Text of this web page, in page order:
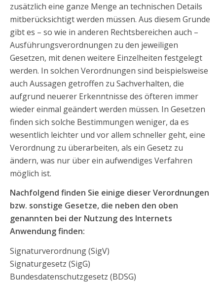
zusätzlich eine ganze Menge an technischen Details
mitberücksichtigt werden müssen. Aus diesem Grunde
gibt es – so wie in anderen Rechtsbereichen auch –
Ausführungsverordnungen zu den jeweiligen
Gesetzen, mit denen weitere Einzelheiten festgelegt
werden. In solchen Verordnungen sind beispielsweise
auch Aussagen getroffen zu Sachverhalten, die
aufgrund neuerer Erkenntnisse des öfteren immer
wieder einmal geändert werden müssen. In Gesetzen
finden sich solche Bestimmungen weniger, da es
wesentlich leichter und vor allem schneller geht, eine
Verordnung zu überarbeiten, als ein Gesetz zu
ändern, was nur über ein aufwendiges Verfahren
möglich ist.
Nachfolgend finden Sie einige dieser Verordnungen
bzw. sonstige Gesetze, die neben den oben
genannten bei der Nutzung des Internets
Anwendung finden:
Signaturverordnung (SigV)
Signaturgesetz (SigG)
Bundesdatenschutzgesetz (BDSG)